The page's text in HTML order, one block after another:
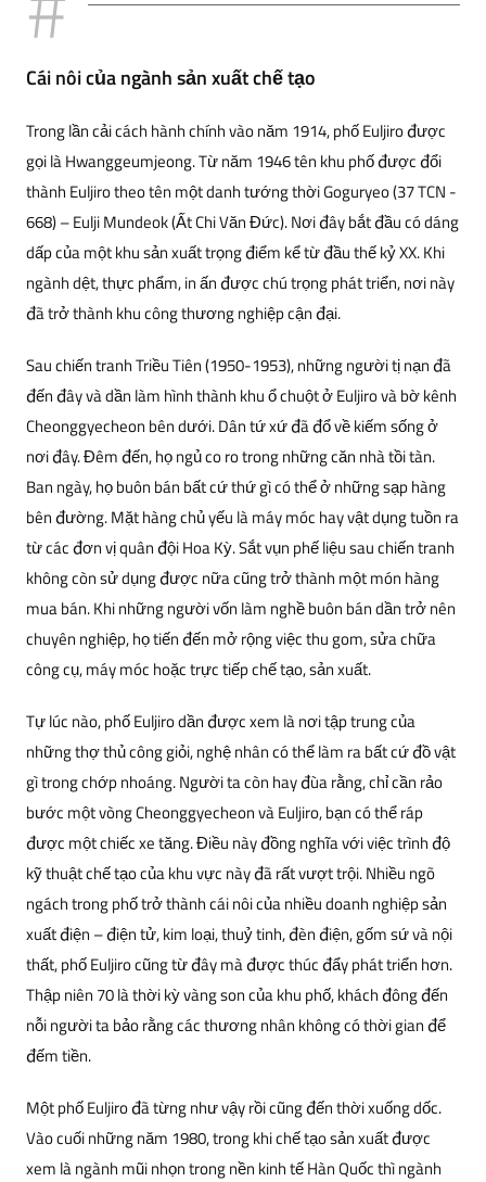
Cái nôi của ngành sản xuất chế tạo
Trong lần cải cách hành chính vào năm 1914, phố Euljiro được
gọi là Hwanggeumjeong. Từ năm 1946 tên khu phố được đổi
thành Euljiro theo tên một danh tướng thời Goguryeo (37 TCN -
668) – Eulji Mundeok (Ất Chi Văn Đức). Nơi đây bắt đầu có dáng
dấp của một khu sản xuất trọng điểm kể từ đầu thế kỷ XX. Khi
ngành dệt, thực phẩm, in ấn được chú trọng phát triển, nơi này
đã trở thành khu công thương nghiệp cận đại.
Sau chiến tranh Triều Tiên (1950-1953), những người tị nạn đã
đến đây và dần làm hình thành khu ổ chuột ở Euljiro và bờ kênh
Cheonggyecheon bên dưới. Dân tứ xứ đã đổ về kiếm sống ở
nơi đây. Đêm đến, họ ngủ co ro trong những căn nhà tồi tàn.
Ban ngày, họ buôn bán bất cứ thứ gì có thể ở những sạp hàng
bên đường. Mặt hàng chủ yếu là máy móc hay vật dụng tuồn ra
từ các đơn vị quân đội Hoa Kỳ. Sắt vụn phế liệu sau chiến tranh
không còn sử dụng được nữa cũng trở thành một món hàng
mua bán. Khi những người vốn làm nghề buôn bán dần trở nên
chuyên nghiệp, họ tiến đến mở rộng việc thu gom, sửa chữa
công cụ, máy móc hoặc trực tiếp chế tạo, sản xuất.
Tự lúc nào, phố Euljiro dần được xem là nơi tập trung của
những thợ thủ công giỏi, nghệ nhân có thể làm ra bất cứ đồ vật
gì trong chớp nhoáng. Người ta còn hay đùa rằng, chỉ cần rảo
bước một vòng Cheonggyecheon và Euljiro, bạn có thể ráp
được một chiếc xe tăng. Điều này đồng nghĩa với việc trình độ
kỹ thuật chế tạo của khu vực này đã rất vượt trội. Nhiều ngõ
ngách trong phố trở thành cái nôi của nhiều doanh nghiệp sản
xuất điện – điện tử, kim loại, thuỷ tinh, đèn điện, gốm sứ và nội
thất, phố Euljiro cũng từ đây mà được thúc đẩy phát triển hơn.
Thập niên 70 là thời kỳ vàng son của khu phố, khách đông đến
nỗi người ta bảo rằng các thương nhân không có thời gian để
đếm tiền.
Một phố Euljiro đã từng như vậy rồi cũng đến thời xuống dốc.
Vào cuối những năm 1980, trong khi chế tạo sản xuất được
xem là ngành mũi nhọn trong nền kinh tế Hàn Quốc thì ngành